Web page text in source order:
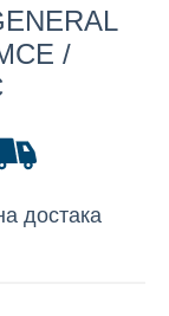
/
достака